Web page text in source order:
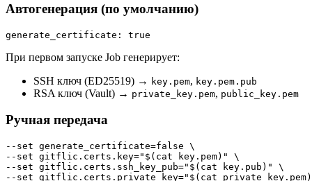
Автогенерация (по умолчанию)
При первом запуске Job генерирует:
SSH ключ (ED25519) → key.pem, key.pem.pub
RSA ключ (Vault) → private_key.pem, public_key.pem
Ручная передача
--set generate_certificate=false \
--set gitflic.certs.key="$(cat key.pem)" \
--set gitflic.certs.ssh_key_pub="$(cat key.pub)" \
--set gitflic.certs.private_key="$(cat